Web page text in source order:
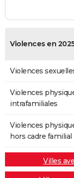
Violences en
Violences
Violences
intrafamiliales
Violences
hors cadre familial
Villes